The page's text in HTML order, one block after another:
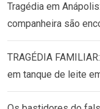
Tragédia em
companheira são
TRAGÉDIA
em tanque de leite